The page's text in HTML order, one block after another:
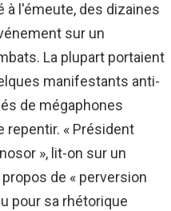
à l'émeute, des dizaines
sur un
La plupart portaient
manifestants anti-
de mégaphones
repentir. « Président
», lit-on sur un
de « perversion
pour sa rhétorique